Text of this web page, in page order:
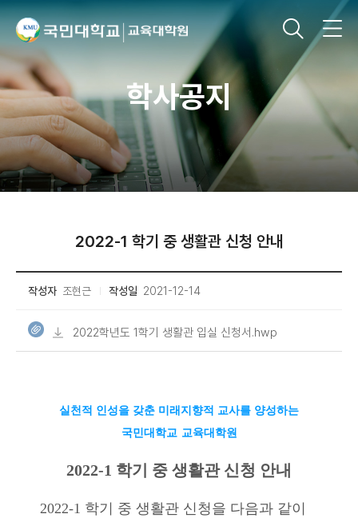
학사공지
2022-1 학기 중 생활관 신청 안내
작성자 조현근 작성일 2021-12-14
2022학년도 1학기 생활관 입실 신청서.hwp
실천적 인성을 갖춘 미래지향적 교사를 양성하는
국민대학교 교육대학원
2022-1 학기 중 생활관 신청 안내
2022-1 학기 중 생활관 신청을 다음과 같이